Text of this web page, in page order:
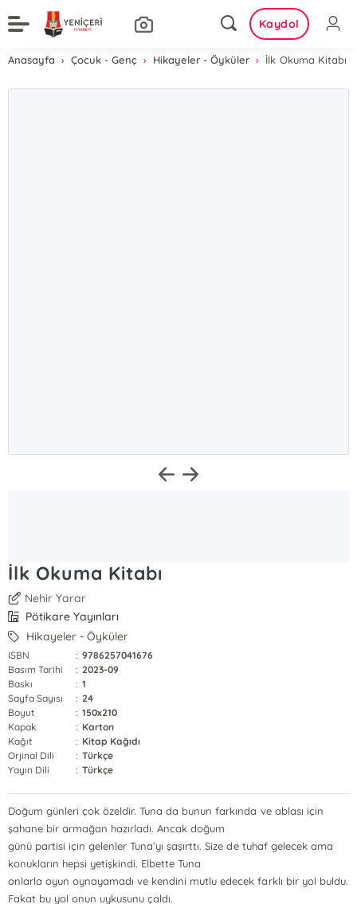
Kaydol
Anasayfa Çocuk - Genç Hikayeler - Öyküler İlk Okuma Kitabı
İlk Okuma Kitabı
Nehir Yarar
Pötikare Yayınları
Hikayeler - Öyküler
ISBN : 9786257041676
Basım Tarihi
: 2023-09
Baskı
: 1
Sayfa Sayısı
: 24
Boyut
: 150x210
Kapak
: Karton
Kağıt
: Kitap Kağıdı
Orjinal Dili
: Türkçe
Yayın Dili
: Türkçe
Doğum günleri çok özeldir. Tuna da bunun farkında ve ablası için
şahane bir armağan hazırladı. Ancak doğum
günü partisi için gelenler Tuna’yı şaşırttı. Size de tuhaf gelecek ama
konukların hepsi yetişkindi. Elbette Tuna
onlarla oyun oynayamadı ve kendini mutlu edecek farklı bir yol buldu.
Fakat bu yol onun uykusunu çaldı.